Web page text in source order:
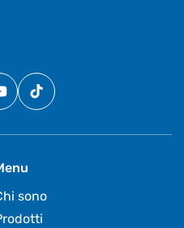
TikTok
sono